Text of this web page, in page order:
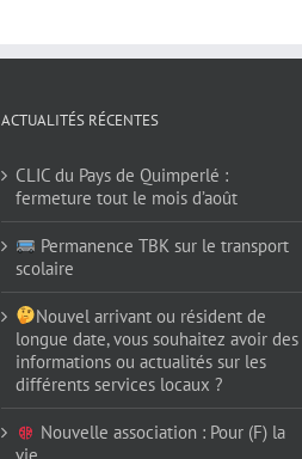
ACTUALITÉS RÉCENTES
CLIC du Pays de Quimperlé :
fermeture tout le mois d’août
Permanence TBK sur le transport
scolaire
Nouvel arrivant ou résident de
longue date, vous souhaitez avoir des
informations ou actualités sur les
différents services locaux ?
Nouvelle association : Pour (F) la